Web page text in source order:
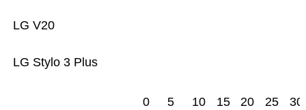
LG Stylo 3 Plus
LG V20
0 5 10 15 20 25 30